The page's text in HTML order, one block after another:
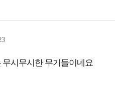
무시무시한 무기들이네요